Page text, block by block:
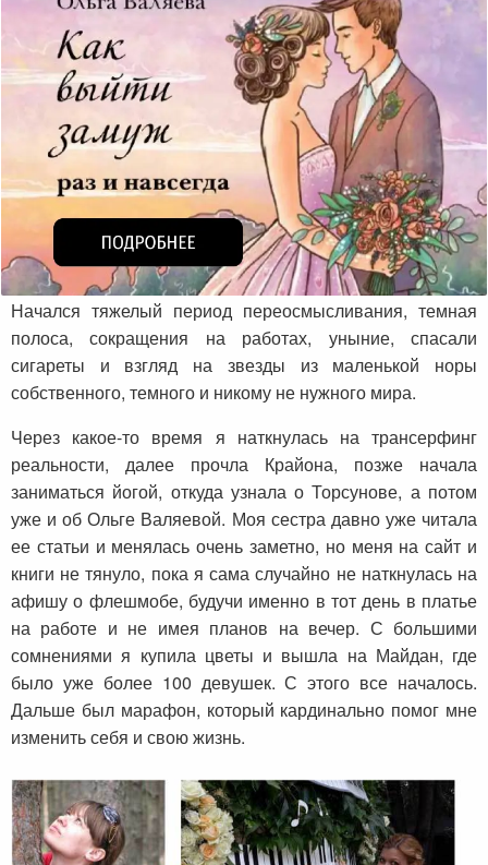
Начался тяжелый период переосмысливания, темная
полоса, сокращения на работах, уныние, спасали
сигареты и взгляд на звезды из маленькой норы
собственного, темного и никому не нужного мира.
Через какое-то время я наткнулась на трансерфинг
реальности, далее прочла Крайона, позже начала
заниматься йогой, откуда узнала о Торсунове, а потом
уже и об Ольге Валяевой. Моя сестра давно уже читала
ее статьи и менялась очень заметно, но меня на сайт и
книги не тянуло, пока я сама случайно не наткнулась на
афишу о флешмобе, будучи именно в тот день в платье
на работе и не имея планов на вечер. С большими
сомнениями я купила цветы и вышла на Майдан, где
было уже более 100 девушек. С этого все началось.
Дальше был марафон, который кардинально помог мне
изменить себя и свою жизнь.